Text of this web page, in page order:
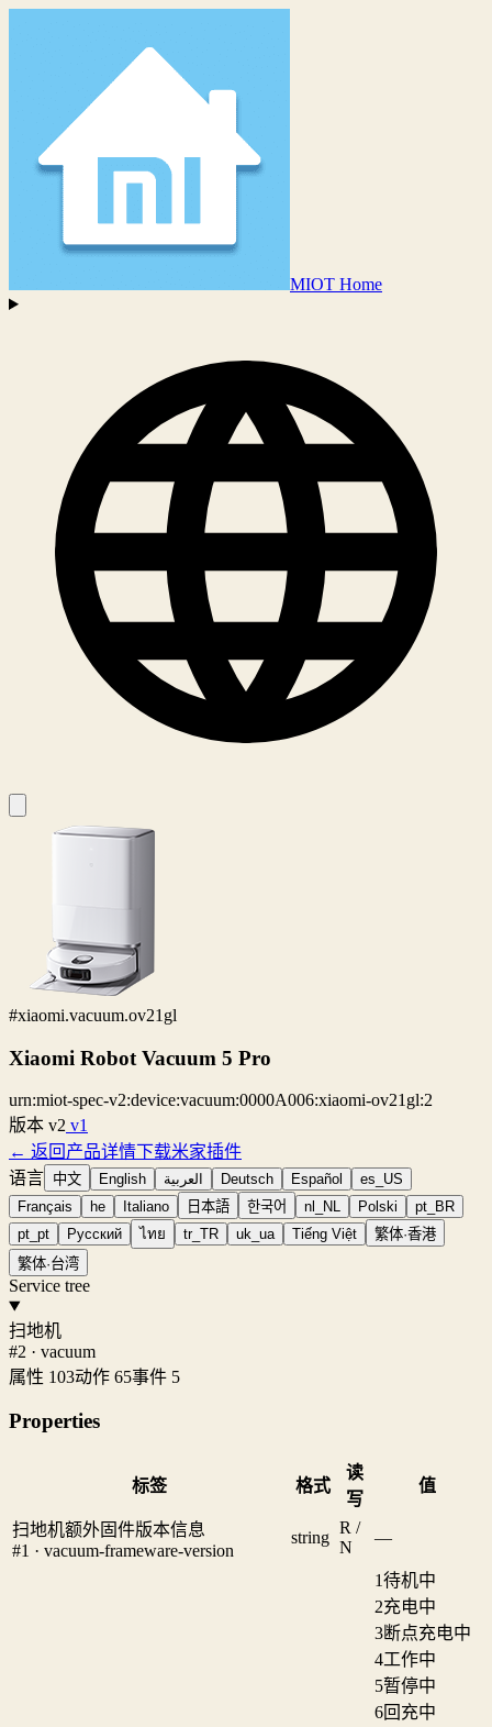
MIOT Home
#xiaomi.vacuum.ov21gl
Xiaomi Robot Vacuum 5 Pro
urn:miot-spec-v2:device:vacuum:0000A006:xiaomi-ov21gl:2
版本 v2 v1
← 返回产品详情下载米家插件
语言 中文 English العربية Deutsch Español
es_US
Français
he Italiano 日本語 한국어 nl_NL Polski
pt_BR
pt_pt
Русский ไทย tr_TR uk_ua Tiếng Việt
繁体·香港
繁体·台湾
Service tree
扫地机
#2 · vacuum
属性 103动作 65事件 5
Properties
标签 格式
读
写
值
扫地机额外固件版本信息
#1 · vacuum-frameware-version
string
R /
N
—
1待机中
2充电中
3断点充电中
4工作中
5暂停中
6回充中